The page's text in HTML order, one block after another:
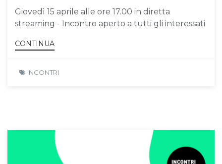
Giovedì 15 aprile alle ore 17.00 in diretta
streaming - Incontro aperto a tutti gli interessati
CONTINUA
INCONTRI